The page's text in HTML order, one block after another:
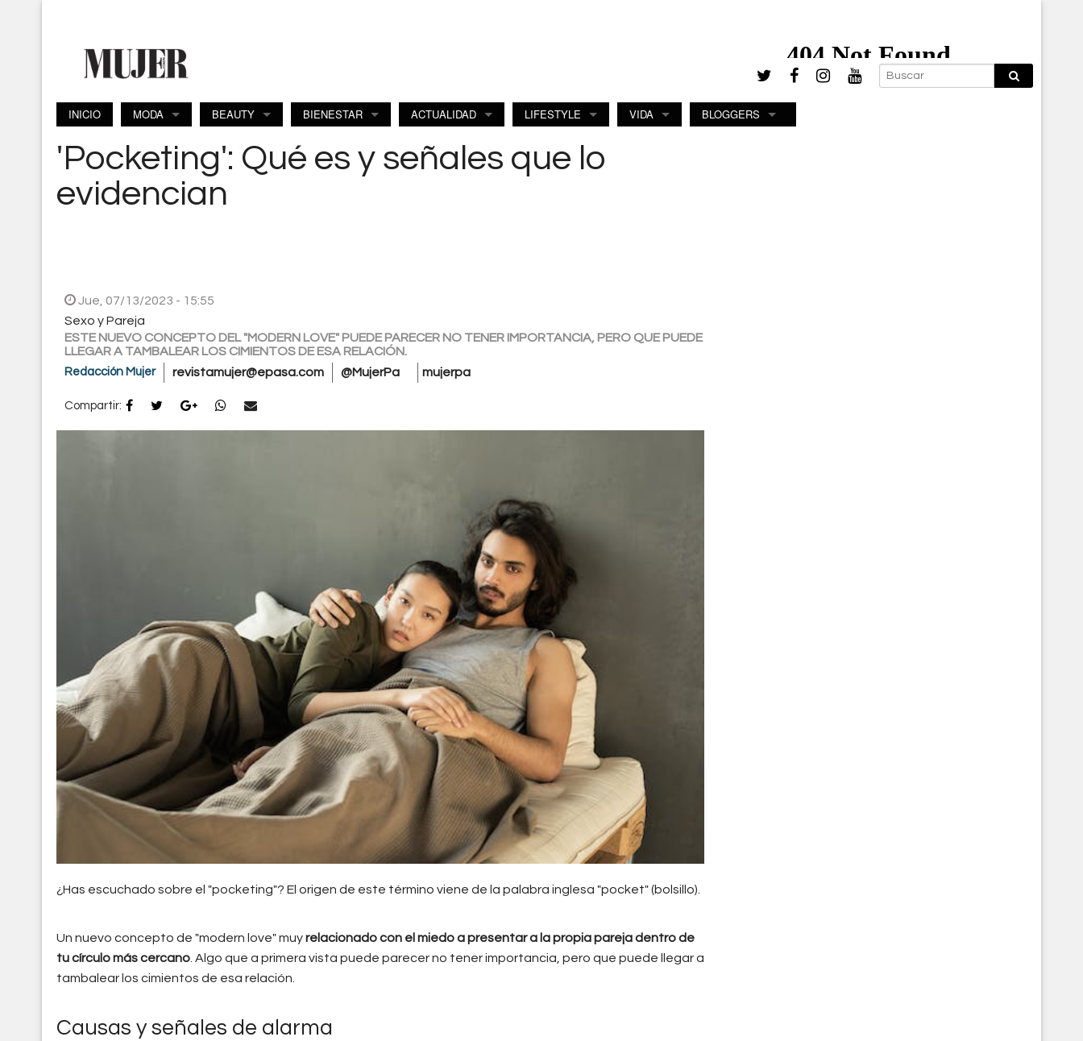
INICIO MODA BEAUTY BIENESTAR ACTUALIDAD LIFESTYLE VIDA BLOGGERS
'Pocketing': Qué es y señales que lo
evidencian
Jue, 07/13/2023 - 15:55
Sexo y Pareja
ESTE NUEVO CONCEPTO DEL "MODERN LOVE" PUEDE PARECER NO TENER IMPORTANCIA, PERO QUE PUEDE
LLEGAR A TAMBALEAR LOS CIMIENTOS DE ESA RELACIÓN.
Redacción Mujer revistamujer@epasa.com @MujerPa mujerpa
Compartir:
¿Has escuchado sobre el "pocketing"? El origen de este término viene de la palabra inglesa "pocket" (bolsillo).
Un nuevo concepto de "modern love" muyrelacionado con el miedo a presentar a la propia pareja dentro de
tu círculo más cercano . Algo que a primera vista puede parecer no tener importancia, pero que puede llegar a
tambalear los cimientos de esa relación.
Causas y señales de alarma